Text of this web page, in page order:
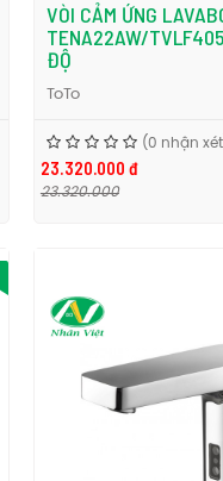
VÒI CẢM ỨNG
TENA22AW/
ĐỘ
ToTo
(0 nhận
23.320.000 đ
23.320.000